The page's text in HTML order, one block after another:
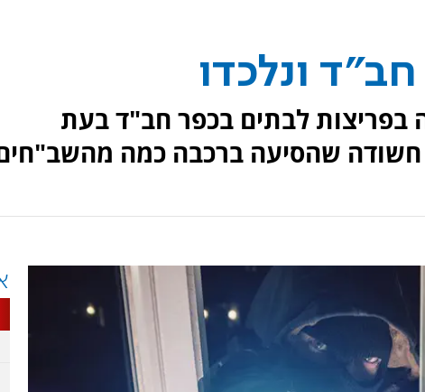
ונלכדו
לבתים בכפר חב"ד בעת
חשודה שהסיעה ברכבה כמה